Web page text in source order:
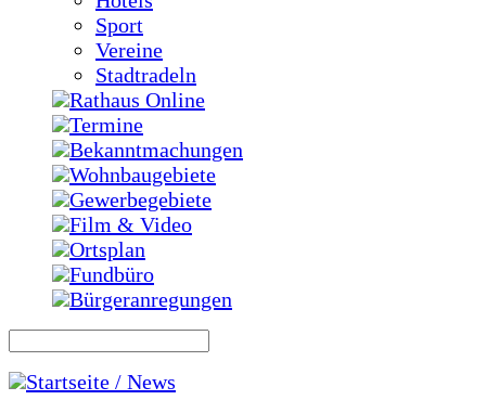
Sport
Vereine
Stadtradeln
Rathaus Online
Termine
Bekanntmachungen
Wohnbaugebiete
Gewerbegebiete
Film & Video
Ortsplan
Fundbüro
Bürgeranregungen
Startseite / News